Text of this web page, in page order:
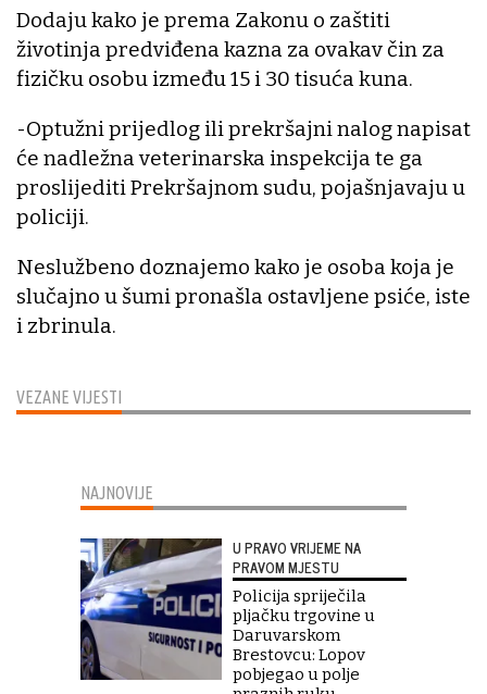
VEZANE VIJESTI
Dodaju kako je prema Zakonu o zaštiti
životinja predviđena kazna za ovakav čin za
fizičku osobu između 15 i 30 tisuća kuna.
-Optužni prijedlog ili prekršajni nalog napisat
će nadležna veterinarska inspekcija te ga
proslijediti Prekršajnom sudu, pojašnjavaju u
policiji.
Neslužbeno doznajemo kako je osoba koja je
slučajno u šumi pronašla ostavljene psiće, iste
i zbrinula.
NAJNOVIJE
U PRAVO VRIJEME NA
PRAVOM MJESTU
Policija spriječila
pljačku trgovine u
Daruvarskom
Brestovcu: Lopov
pobjegao u polje